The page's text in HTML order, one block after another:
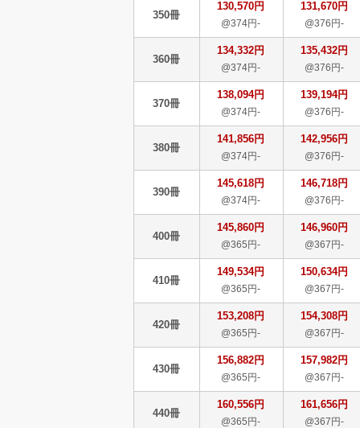
350冊
130,570円
@374円-
131,670円
@376円-
360冊
134,332円
@374円-
135,432円
@376円-
370冊
138,094円
@374円-
139,194円
@376円-
380冊
141,856円
@374円-
142,956円
@376円-
390冊
145,618円
@374円-
146,718円
@376円-
400冊
145,860円
@365円-
146,960円
@367円-
410冊
149,534円
@365円-
150,634円
@367円-
420冊
153,208円
@365円-
154,308円
@367円-
430冊
156,882円
@365円-
157,982円
@367円-
440冊
160,556円
@365円-
161,656円
@367円-